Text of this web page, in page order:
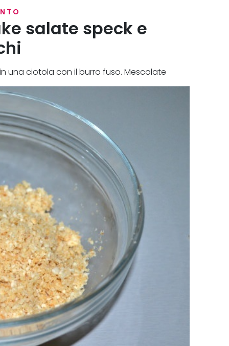
salate speck e
una ciotola con il burro fuso. Mescolate